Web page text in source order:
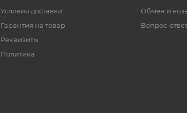
Условия доставки
Гарантия на товар
Реквизиты
Политика
Обмен и
Вопрос-